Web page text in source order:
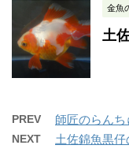
金魚
土
PREV 師匠のらん
NEXT 土佐錦魚黒仔